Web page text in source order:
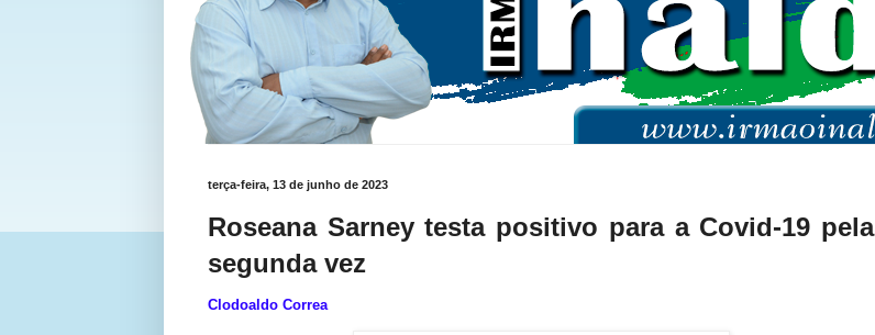
terça-feira, 13 de junho de 2023
Roseana Sarney testa positivo para a Covid-19 pela
segunda vez
Clodoaldo Correa